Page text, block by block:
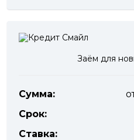
Заём для
Сумма:
Срок:
Ставка: